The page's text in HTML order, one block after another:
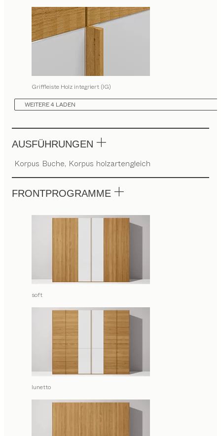
Griffleiste Holz integriert (IG)
WEITERE 4 LADEN
AUSFÜHRUNGEN
Korpus Buche, Korpus holzartengleich
FRONTPROGRAMME
soft
lunetto